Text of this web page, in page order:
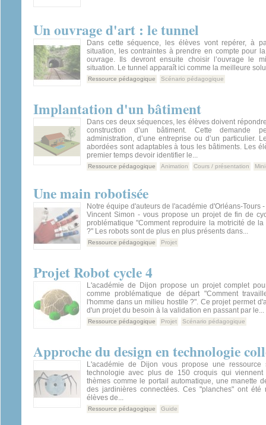
Un ouvrage d'art : le tunnel
Dans cette séquence, les élèves vont repérer, à
situation, les contraintes à prendre en compte pour la
ouvrage. Ils devront ensuite choisir l’ouvrage le
situation. Le tunnel apparaît ici comme la meilleure
Ressource pédagogique Scénario pédagogique
Implantation d'un bâtiment
Dans ces deux séquences, les élèves doivent
construction d’un bâtiment. Cette demande
administration, d’une entreprise ou d’un particulier.
abordées sont adaptables à tous les bâtiments. Les
premier temps devoir identifier le...
Ressource pédagogique Animation Cours / présentation
Une main robotisée
Notre équipe d'auteurs de l'académie d'Orléans-Tours
Vincent Simon - vous propose un projet de fin de
problématique "Comment reproduire la motricité de
?" Les robots sont de plus en plus présents dans...
Ressource pédagogique Projet
Projet Robot cycle 4
L'académie de Dijon propose un projet complet
comme problématique de départ "Comment
l'homme dans un milieu hostile ?". Ce projet permet
d'un projet du besoin à la validation en passant par le...
Ressource pédagogique Projet Scénario pédagogique
Approche du design en technologie
L'académie de Dijon vous propose une
technologie avec plus de 150 croquis qui viennent
thèmes comme le portail automatique, une manette
des jardinières connectées. Ces "planches" ont été
élèves de...
Ressource pédagogique Guide